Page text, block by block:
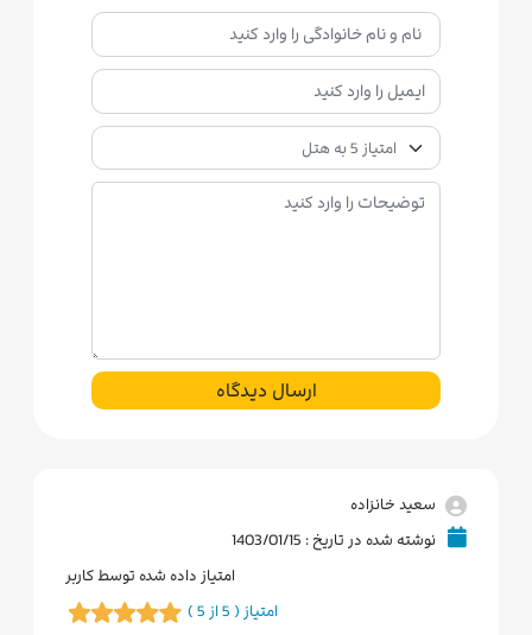
ارسال دیدگاه
سعید خانزاده
نوشته شده در تاریخ : 1403/01/15
امتیاز داده شده توسط کاربر
امتیاز ( 5 از 5 )